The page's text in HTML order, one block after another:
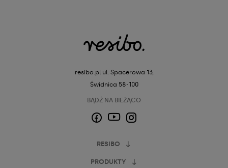
BĄDŹ NA BIEŻĄCO
resibo.plul. Spacerowa 13,
Świdnica 58-100
RESIBO
PRODUKTY